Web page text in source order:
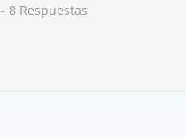
- 8 Respuestas